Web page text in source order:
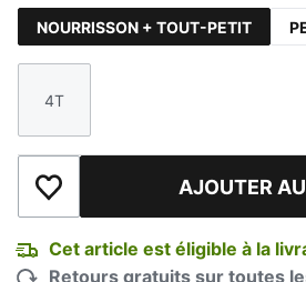
NOURRISSON + TOUT-PETIT
Taille
4T
Ajouter à la liste de souhaits
AJOUTER
Cet article est éligible à la
Retours gratuits sur toutes